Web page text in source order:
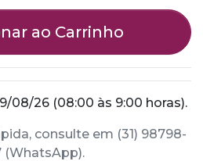
ao Carrinho
08/26 (08:00 às 9:00 horas).
consulte em (31) 98798-
(WhatsApp).